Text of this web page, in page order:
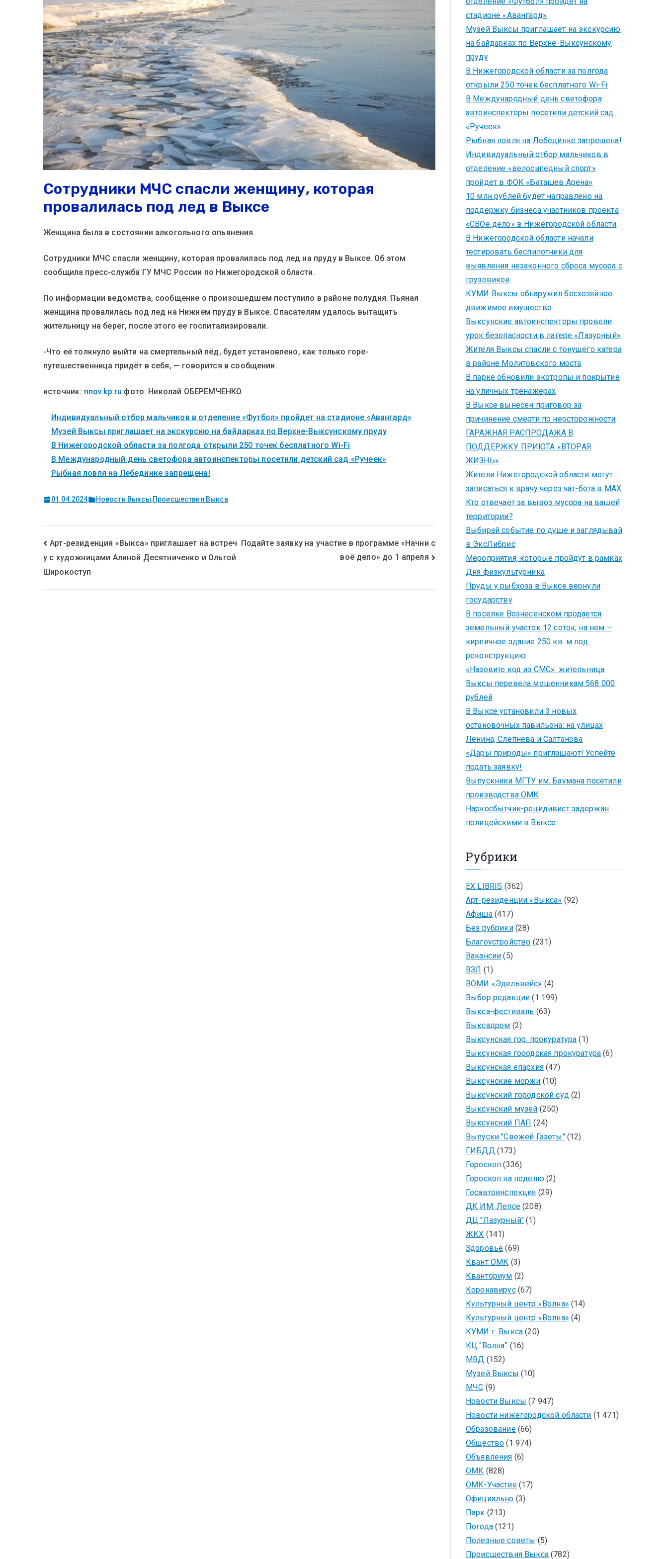
Сотрудники МЧС спасли женщину, которая
провалилась под лед в Выксе
Женщина была в состоянии алкогольного опьянения.
Сотрудники МЧС спасли женщину, которая провалилась под лед на пруду в Выксе. Об этом
сообщила пресс-служба ГУ МЧС России по Нижегородской области.
По информации ведомства, сообщение о произошедшем поступило в районе полудня. Пьяная
женщина провалилась под лед на Нижнем пруду в Выксе. Спасателям удалось вытащить
жительницу на берег, после этого ее госпитализировали.
-Что её толкнуло выйти на смертельный лёд, будет установлено, как только горе-
путешественница придёт в себя, — говорится в сообщении.
источник: nnov.kp.ru фото: Николай ОБЕРЕМЧЕНКО
Индивидуальный отбор мальчиков в отделение «Футбол» пройдет на стадионе «Авангард»
Музей Выксы приглашает на экскурсию на байдарках по Верхне-Выксунскому пруду
В Нижегородской области за полгода открыли 250 точек бесплатного Wi-Fi
В Международный день светофора автоинспекторы посетили детский сад «Ручеек»
Рыбная ловля на Лебединке запрещена!
01.04.2024 Новости Выксы,Происшествия Выкса
Арт-резиденция «Выкса» приглашает на встреч
у с художницами Алиной Десятниченко и Ольгой
Широкоступ
Подайте заявку на участие в программе «Начни с
воё дело» до 1 апреля
стадионе «Авангард»
Музей Выксы приглашает на экскурсию
на байдарках по Верхне-Выксунскому
пруду
В Нижегородской области за полгода
открыли 250 точек бесплатного Wi-Fi
В Международный день светофора
автоинспекторы посетили детский сад
«Ручеек»
Рыбная ловля на Лебединке запрещена!
Индивидуальный отбор мальчиков в
отделение «велосипедный спорт»
пройдет в ФОК «Баташев Арена»
10 млн рублей будет направлено на
поддержку бизнеса участников проекта
«СВОё дело» в Нижегородской области
В Нижегородской области начали
тестировать беспилотники для
выявления незаконного сброса мусора с
грузовиков
КУМИ Выксы обнаружил бесхозяйное
движимое имущество
Выксунские автоинспекторы провели
урок безопасности в лагере «Лазурный»
Жителя Выксы спасли с тонущего катера
в районе Молитовского моста
В парке обновили экотропы и покрытие
на уличных тренажёрах
В Выксе вынесен приговор за
причинение смерти по неосторожности
ГАРАЖНАЯ РАСПРОДАЖА В
ПОДДЕРЖКУ ПРИЮТА «ВТОРАЯ
ЖИЗНЬ»
Жители Нижегородской области могут
записаться к врачу через чат-бота в MAX
Кто отвечает за вывоз мусора на вашей
территории?
Выбирай событие по душе и заглядывай
в ЭксЛибрис
Мероприятия, которые пройдут в рамках
Дня физкультурника
Пруды у рыбхоза в Выксе вернули
государству
В поселке Вознесенском продается
земельный участок 12 соток, на нем —
кирпичное здание 250 кв. м под
реконструкцию
«Назовите код из СМС»: жительница
Выксы перевела мошенникам 568 000
рублей
В Выксе установили 3 новых
остановочных павильона: на улицах
Ленина, Слепнева и Салтанова
«Дары природы» приглашают! Успейте
подать заявку!
Выпускники МГТУ им. Баумана посетили
производства ОМК
Наркосбытчик-рецидивист задержан
полицейскими в Выксе
Рубрики
EX LIBRIS (362)
Арт-резиденции «Выкса» (92)
Афиша(417)
Без рубрики(28)
Благоустройство (231)
Вакансии (5)
ВЗЛ (1)
ВОМИ «Эдельвейс» (4)
Выбор редакции (1 199)
Выкса-фестиваль (63)
Выксадром (2)
Выксунская гор. прокуратура (1)
Выксунская городская прокуратура (6)
Выксунская епархия(47)
Выксунские моржи (10)
Выксунский городской суд(2)
Выксунский музей (250)
Выксунский ПАП (24)
Выпуски "Свежей Газеты"(12)
ГИБДД(173)
Гороскоп (336)
Гороскоп на неделю(2)
Госавтоинспекция (29)
ДК ИМ. Лепсе(208)
ДЦ "Лазурный" (1)
ЖКХ (141)
Здоровье (69)
Квант ОМК (3)
Кванториум (2)
Коронавирус(67)
Культурный центр «Волна» (14)
Культурный центр «Волна» (4)
КУМИ г. Выкса (20)
КЦ “Волна” (16)
МВД (152)
Музей Выксы (10)
МЧС (9)
Новости Выксы (7 947)
Новости нижегородской области (1 471)
Образование(66)
Общество (1 974)
Объявления (6)
ОМК (828)
ОМК-Участие(17)
Официально (3)
Парк (213)
Погода(121)
Полезные советы (5)
Происшествия Выкса(782)